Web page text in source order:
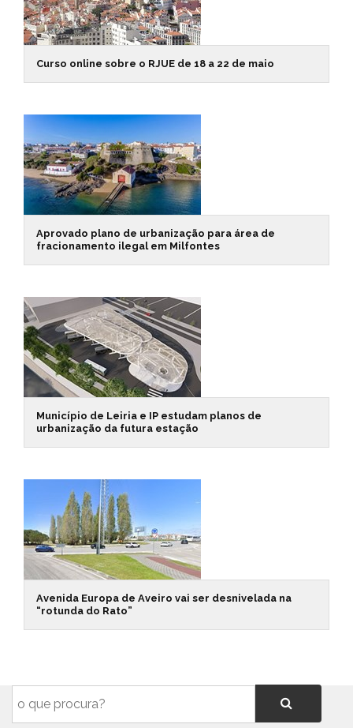
Curso online sobre o RJUE de 18 a 22 de maio
Aprovado plano de urbanização para área de
fracionamento ilegal em Milfontes
Município de Leiria e IP estudam planos de
urbanização da futura estação
Avenida Europa de Aveiro vai ser desnivelada na
“rotunda do Rato”